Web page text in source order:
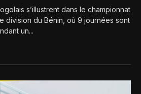
s’illustrent dans le championnat
division du Bénin, où 9 journées sont
un...